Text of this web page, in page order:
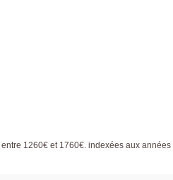
1260€ et 1760€. indexées aux